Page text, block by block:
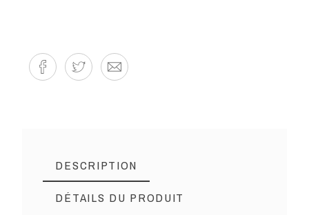
DESCRIPTION
DÉTAILS DU PRODUIT